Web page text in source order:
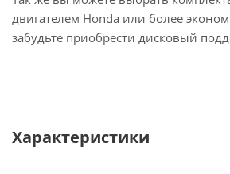
двигателем Honda или более
забудьте приобрести дисковый
Характеристики